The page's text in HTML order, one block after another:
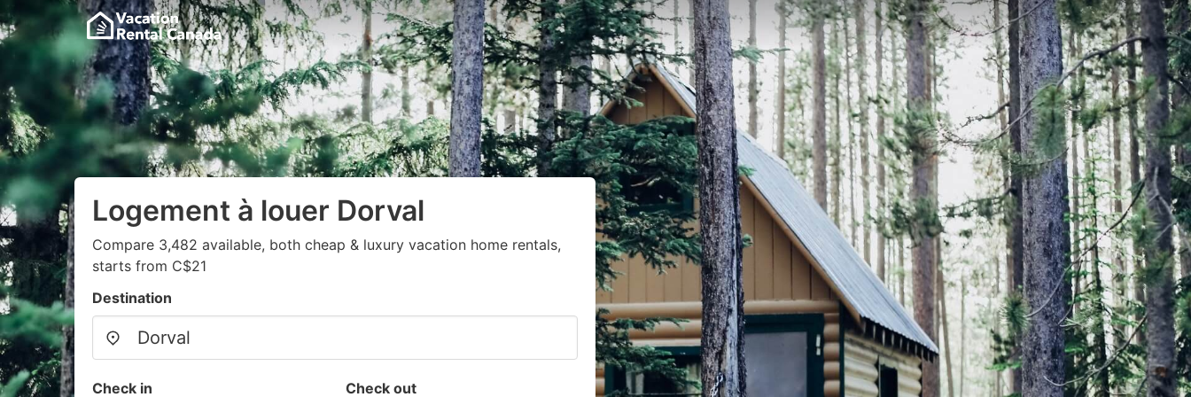
Logement à louer Dorval
Compare 3,482 available, both cheap & luxury vacation home rentals,
starts from C$21
Destination
Check in Check out